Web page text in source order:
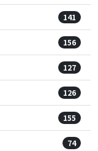
141
156
127
126
155
74